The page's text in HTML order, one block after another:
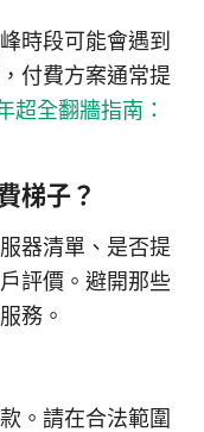
時段可能會遇到
付費方案通常提
超全翻牆指南：
梯子？
器清單、是否提
評價。避開那些
務。
。請在合法範圍